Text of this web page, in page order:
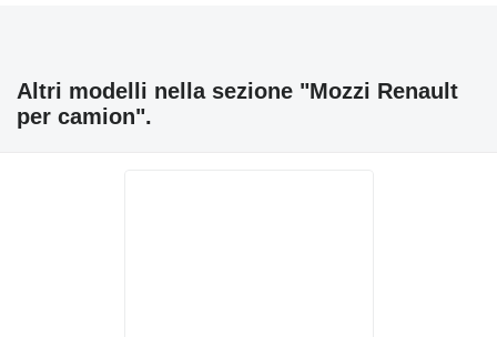
Altri modelli nella sezione "Mozzi Renault
per camion".